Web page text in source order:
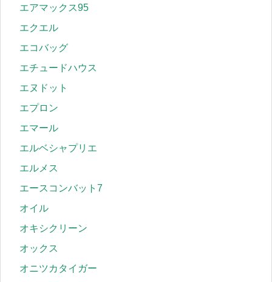
エアマックス95
エクエル
エコバッグ
エチュードハウス
エヌドット
エプロン
エマール
エルベシャプリエ
エルメス
エースコンバット7
オイル
オキシクリーン
オックス
オニツカタイガー